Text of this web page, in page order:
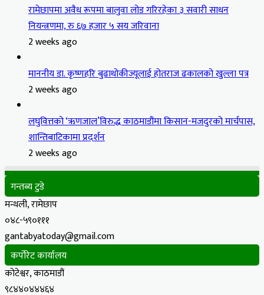
रामेछापमा अवैध रूपमा बालुवा लोड गरिरहेका ३ सवारी साधन
नियन्त्रणमा, रु ६७ हजार ५ सय जरिवाना
2 weeks ago
माननीय डा. कृष्णहरि बुढाथोकीज्यूलाई होतराज ढकालको खुल्ला पत्र
2 weeks ago
लघुवित्तको ‘ऋणजाल’विरुद्ध काठमाडौंमा किसान-मजदुरको मार्चपास,
शान्तिबाटिकामा प्रदर्शन
2 weeks ago
गन्तब्य टुडे
मन्थली, रामेछाप
०४८-५९०१११
gantabyatoday@gmail.com
कर्पोरेट कार्यालय
कोटेश्वर, काठमाडौं
९८४४०४४४६४